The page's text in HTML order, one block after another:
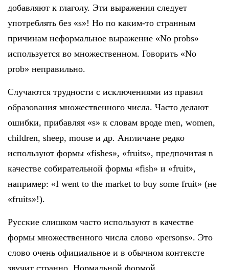
добавляют к глаголу. Эти выражения следует
употреблять без «s»! Но по каким-то странным
причинам неформальное выражение «No probs»
используется во множественном. Говорить «No
prob» неправильно.
Случаются трудности с исключениями из правил
образования множественного числа. Часто делают
ошибки, прибавляя «s» к словам вроде men, women,
children, sheep, mouse и др. Англичане редко
используют формы «fishes», «fruits», предпочитая в
качестве собирательной формы «fish» и «fruit»,
например: «I went to the market to buy some fruit» (не
«fruits»!).
Русские слишком часто используют в качестве
формы множественного числа слово «persons». Это
слово очень официальное и в обычном контексте